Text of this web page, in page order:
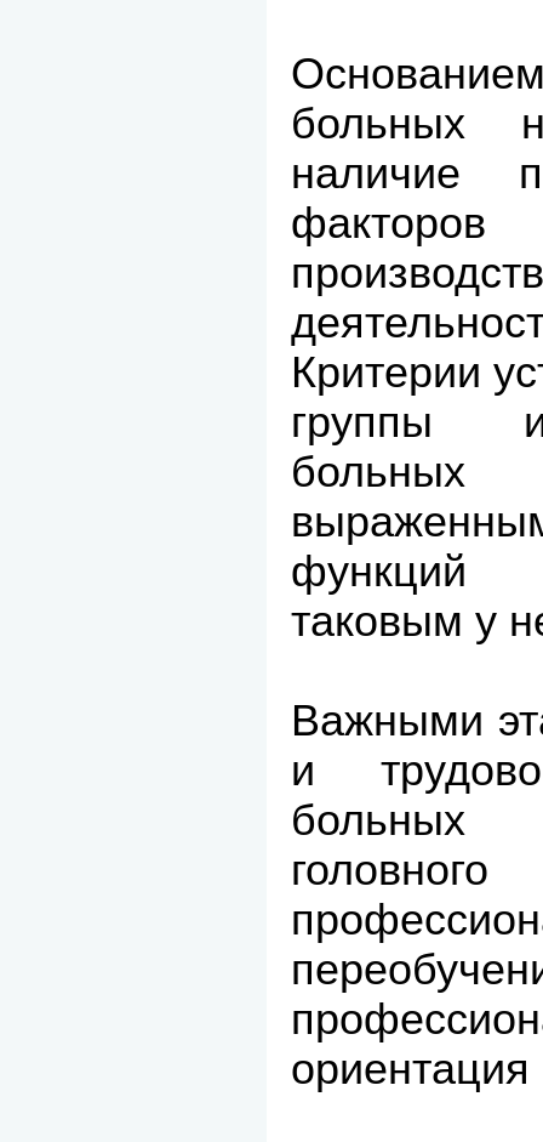
больных
наличие
Критерии
группы
больных
функций
таковым у
Важными
и
больных
ориентация